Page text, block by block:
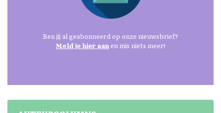
Ben jij al geabonneerd op onze nieuwsbrief?
Meld je hier aan en mis niets meer!